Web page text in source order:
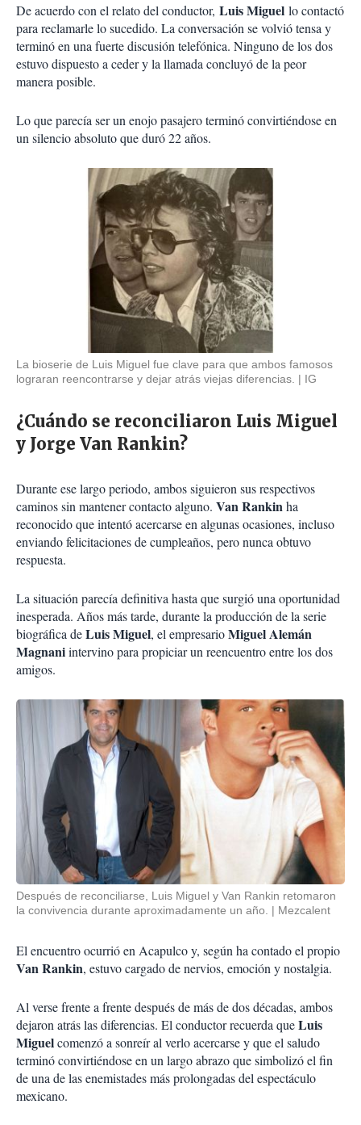
De acuerdo con el relato del conductor, Luis Miguel lo contactó
para reclamarle lo sucedido. La conversación se volvió tensa y
terminó en una fuerte discusión telefónica. Ninguno de los dos
estuvo dispuesto a ceder y la llamada concluyó de la peor
manera posible.
Lo que parecía ser un enojo pasajero terminó convirtiéndose en
un silencio absoluto que duró 22 años.
La bioserie de Luis Miguel fue clave para que ambos famosos
lograran reencontrarse y dejar atrás viejas diferencias.
IG
¿Cuándo se reconciliaron Luis Miguel
y Jorge Van Rankin?
Durante ese largo periodo, ambos siguieron sus respectivos
caminos sin mantener contacto alguno. Van Rankinha
reconocido que intentó acercarse en algunas ocasiones, incluso
enviando felicitaciones de cumpleaños, pero nunca obtuvo
respuesta.
La situación parecía definitiva hasta que surgió una oportunidad
inesperada. Años más tarde, durante la producción de la serie
biográfica deLuis Miguel, el empresarioMiguel Alemán
Magnaniintervino para propiciar un reencuentro entre los dos
amigos.
Después de reconciliarse, Luis Miguel y Van Rankin retomaron
la convivencia durante aproximadamente un año.
Mezcalent
El encuentro ocurrió en Acapulco y, según ha contado el propio
Van Rankin, estuvo cargado de nervios, emoción y nostalgia.
Al verse frente a frente después de más de dos décadas, ambos
dejaron atrás las diferencias. El conductor recuerda queLuis
Miguelcomenzó a sonreír al verlo acercarse y que el saludo
terminó convirtiéndose en un largo abrazo que simbolizó el fin
de una de las enemistades más prolongadas del espectáculo
mexicano.